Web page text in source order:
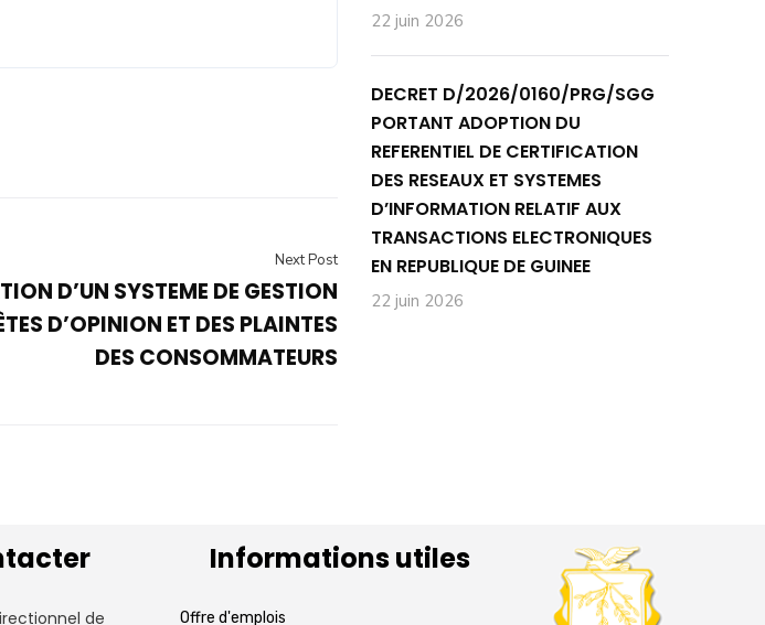
Next Post
D’UN SYSTEME DE GESTION
D’OPINION ET DES PLAINTES
DES CONSOMMATEURS
22 juin 2026
DECRET D/2026/0160/PRG/SGG
PORTANT ADOPTION DU
REFERENTIEL DE CERTIFICATION
DES RESEAUX ET SYSTEMES
D’INFORMATION RELATIF AUX
TRANSACTIONS ELECTRONIQUES
EN REPUBLIQUE DE GUINEE
22 juin 2026
de
Informations utiles
Offre d'emplois